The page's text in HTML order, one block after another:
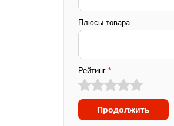
Плюсы товара
Рейтинг *
Продолжить